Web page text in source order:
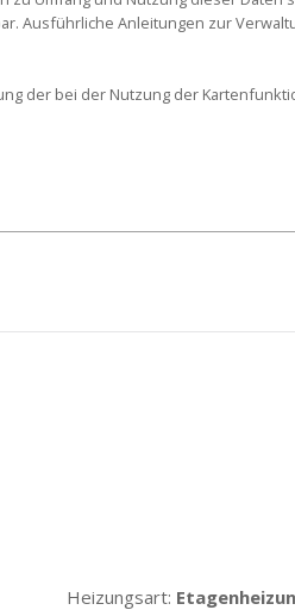
Ausführliche Anleitungen zur
der bei der Nutzung der
Heizungsart: